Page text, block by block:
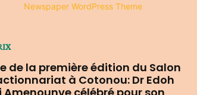
de la première édition du Salon
à Cotonou: Dr Edoh